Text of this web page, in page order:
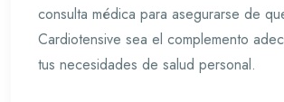
consulta médica para asegurarse de
Cardiotensive sea el complemento
tus necesidades de salud personal.